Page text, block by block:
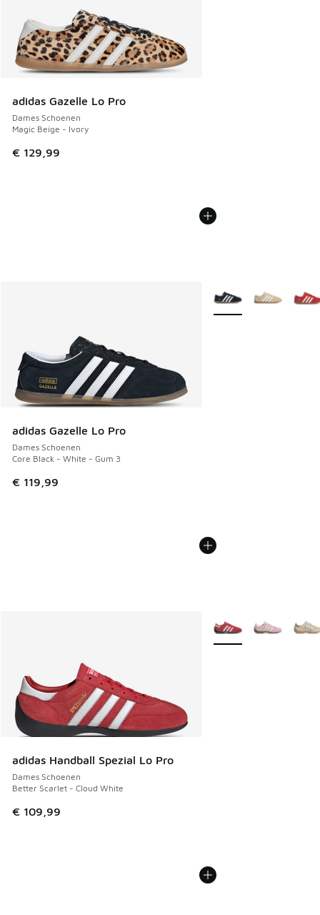
adidas Gazelle Lo Pro
Dames Schoenen
Magic Beige - Ivory
€ 129,99
adidas Gazelle Lo Pro
Dames Schoenen
Core Black - White - Gum 3
€ 119,99
Meer kleuren
adidas Handball Spezial Lo Pro
Dames Schoenen
Better Scarlet - Cloud White
€ 109,99
Meer kleuren